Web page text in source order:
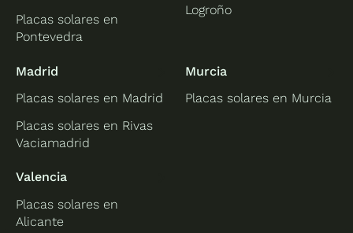
Placas solares en
Pontevedra
Logroño
Madrid
Placas solares en Madrid
Placas solares en Rivas
Vaciamadrid
Murcia
Placas solares en Murcia
Valencia
Placas solares en
Alicante